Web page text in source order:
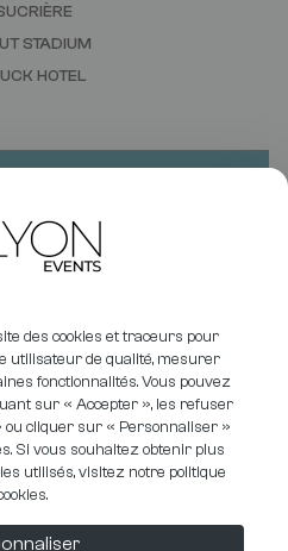
STADIUM
HOTEL
GESTION DES COOKIES
ÉTHIQUE & CONFORMITÉ
UN PROJET ?
DEVIS ?
des cookies et traceurs pour
utilisateur de qualité, mesurer
fonctionnalités. Vous pouvez
sur « Accepter », les refuser
cliquer sur « Personnaliser »
Si vous souhaitez obtenir plus
utilisés, visitez notre politique